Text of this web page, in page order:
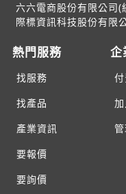
六六電商股份有限公司
際標資訊科技股份有限
熱門服務
找服務
找產品
產業資訊
要報價
要詢價
企